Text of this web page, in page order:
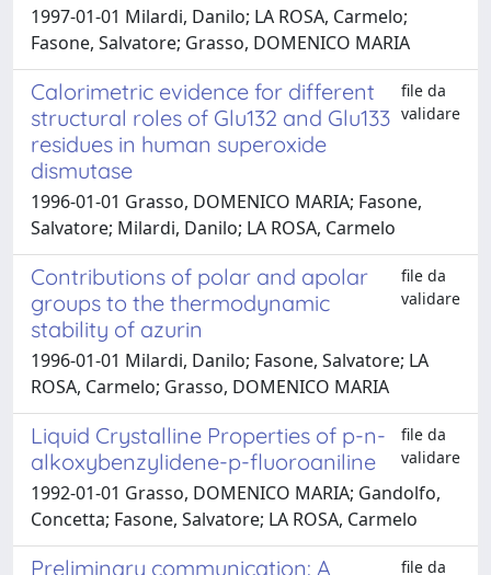
1997-01-01 Milardi, Danilo; LA ROSA, Carmelo;
Fasone, Salvatore; Grasso, DOMENICO MARIA
Calorimetric evidence for different
structural roles of Glu132 and Glu133
residues in human superoxide
dismutase
file da
validare
1996-01-01 Grasso, DOMENICO MARIA; Fasone,
Salvatore; Milardi, Danilo; LA ROSA, Carmelo
Contributions of polar and apolar
groups to the thermodynamic
stability of azurin
file da
validare
1996-01-01 Milardi, Danilo; Fasone, Salvatore; LA
ROSA, Carmelo; Grasso, DOMENICO MARIA
Liquid Crystalline Properties of p-n-
alkoxybenzylidene-p-fluoroaniline
file da
validare
1992-01-01 Grasso, DOMENICO MARIA; Gandolfo,
Concetta; Fasone, Salvatore; LA ROSA, Carmelo
Preliminary communication: A file da